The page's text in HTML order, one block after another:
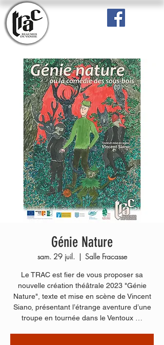
Génie Nature
sam. 29 juil.
  |
Salle Fracasse
Le TRAC est fier de vous proposer sa
nouvelle création théâtrale 2023 "Génie
Nature", texte et mise en scène de Vincent
Siano, présentant l’étrange aventure d’une
troupe en tournée dans le Ventoux …